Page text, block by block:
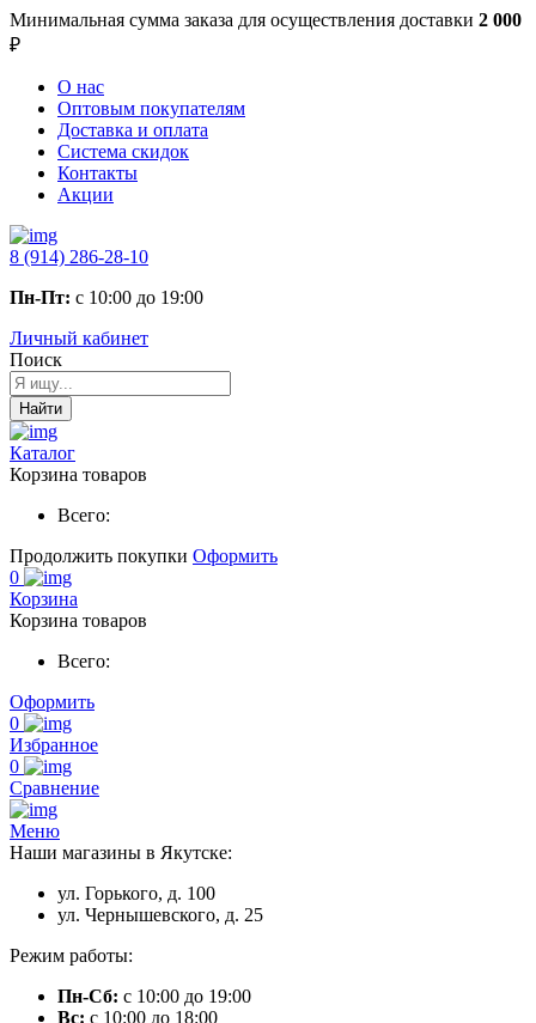
Минимальная сумма заказа для осуществления доставки 2 000
₽
О нас
Оптовым покупателям
Доставка и оплата
Система скидок
Контакты
Акции
8 (914) 286-28-10
Пн-Пт: с 10:00 до 19:00
Личный кабинет
Поиск
Найти
Каталог
Корзина товаров
Всего:
Продолжить покупки Оформить
0
Корзина
Корзина товаров
Всего:
Оформить
0
Избранное
0
Сравнение
Меню
Наши магазины в Якутске:
ул. Горького, д. 100
ул. Чернышевского, д. 25
Режим работы:
Пн-Сб: с 10:00 до 19:00
Вс: с 10:00 до 18:00